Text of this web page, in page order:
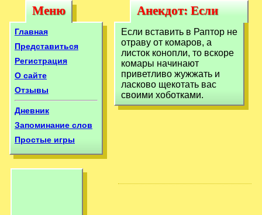
Меню
Меню
Главная
Представиться
Регистрация
О сайте
Отзывы
Дневник
Запоминание слов
Простые игры
Анекдот: Если
вставить в
Раптор не отраву
Анекдот: Если
вставить в Раптор
не отраву
Если вставить в Раптор не
отраву от комаров, а
листок конопли, то вскоре
комары начинают
приветливо жужжать и
ласково щекотать вас
своими хоботками.